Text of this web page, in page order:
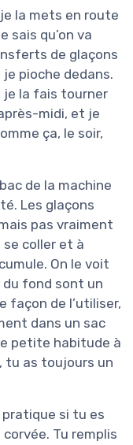
la mets en route
sais qu’on va
de glaçons
pioche dedans.
je la fais tourner
midi, et je
ça, le soir,
de la machine
Les glaçons
pas vraiment
coller et à
On le voit
du fond sont un
façon de l’utiliser,
dans un sac
petite habitude à
tu as toujours un
si tu es
Tu remplis